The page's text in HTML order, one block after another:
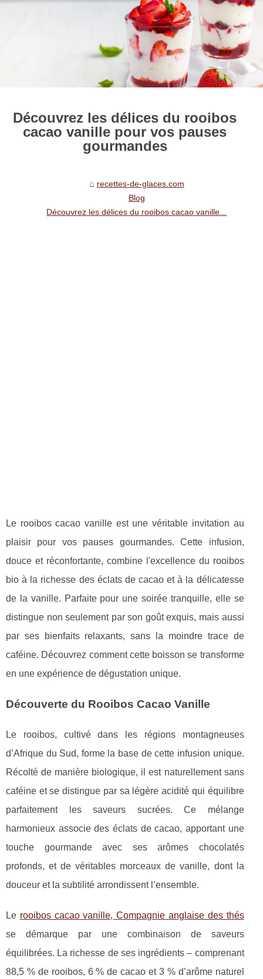
Découvrez les délices du rooibos
cacao vanille pour vos pauses
gourmandes
recettes-de-glaces.com
Blog
Découvrez les délices du rooibos cacao vanille...
Le rooibos cacao vanille est une véritable invitation au
plaisir pour vos pauses gourmandes. Cette infusion,
douce et réconfortante, combine l'excellence du rooibos
bio à la richesse des éclats de cacao et à la délicatesse
de la vanille. Parfaite pour une soirée tranquille, elle se
distingue non seulement par son goût exquis, mais aussi
par ses bienfaits relaxants, sans la moindre trace de
caféine. Découvrez comment cette boisson se transforme
en une expérience de dégustation unique.
Découverte du Rooibos Cacao Vanille
Le rooibos, cultivé dans les régions montagneuses
d’Afrique du Sud, forme la base de cette infusion unique.
Récolté de manière biologique, il est naturellement sans
caféine et se distingue par sa légère acidité qui équilibre
parfaitement les saveurs sucrées. Ce mélange
harmonieux associe des éclats de cacao, apportant une
touche gourmande avec ses arômes chocolatés
profonds, et de véritables morceaux de vanille, dont la
douceur et la subtilité arrondissent l’ensemble.
Le rooibos cacao vanille, Compagnie anglaise des thés
se démarque par une combinaison de saveurs
équilibrées. La richesse de ses ingrédients – comprenant
88,5 % de rooibos, 6 % de cacao et 3 % d’arôme naturel